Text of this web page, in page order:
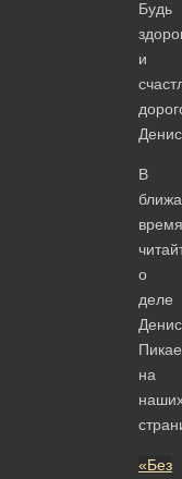
Будь
и
В
время
о
деле
на
«Без